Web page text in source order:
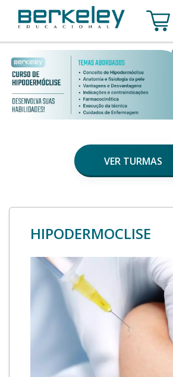
HOME
SOBRE
CURSOS
CONTATO VER TURMAS
HIPODERMOCLISE